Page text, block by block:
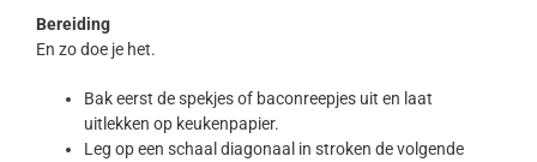
Bereiding
En zo doe je het.
Bak eerst de spekjes of baconreepjes uit en laat
uitlekken op keukenpapier.
Leg op een schaal diagonaal in stroken de volgende